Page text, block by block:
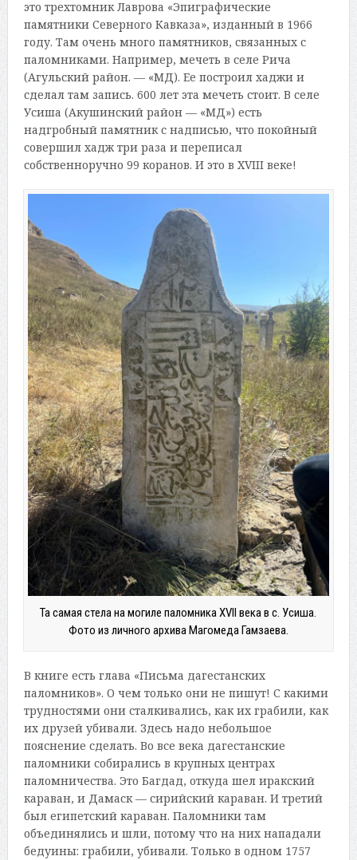
это трехтомник Лаврова «Эпиграфические
памятники Северного Кавказа», изданный в 1966
году. Там очень много памятников, связанных с
паломниками. Например, мечеть в селе Рича
(Агульский район. — «МД). Ее построил хаджи и
сделал там запись. 600 лет эта мечеть стоит. В селе
Усиша (Акушинский район — «МД») есть
надгробный памятник с надписью, что покойный
совершил хадж три раза и переписал
собственноручно 99 коранов. И это в XVIII веке!
Та самая стела на могиле паломника XVII века в с. Усиша.
Фото из личного архива Магомеда Гамзаева.
В книге есть глава «Письма дагестанских
паломников». О чем только они не пишут! С какими
трудностями они сталкивались, как их грабили, как
их друзей убивали. Здесь надо небольшое
пояснение сделать. Во все века дагестанские
паломники собирались в крупных центрах
паломничества. Это Багдад, откуда шел иракский
караван, и Дамаск — сирийский караван. И третий
был египетский караван. Паломники там
объединялись и шли, потому что на них нападали
бедуины: грабили, убивали. Только в одном 1757